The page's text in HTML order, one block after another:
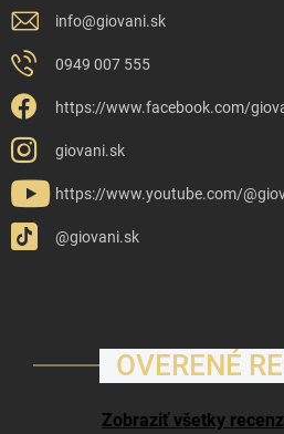
info@giovani.sk
0949 007 555
https://www.facebook.com/
giovani.sk
https://www.youtube.com/
@giovani.sk
OVERENÉ
Zobraziť všetky